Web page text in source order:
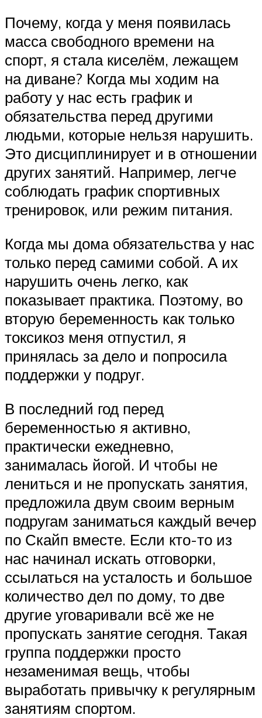
Почему, когда у меня появилась
масса свободного времени на
спорт, я стала киселём, лежащем
на диване? Когда мы ходим на
работу у нас есть график и
обязательства перед другими
людьми, которые нельзя нарушить.
Это дисциплинирует и в отношении
других занятий. Например, легче
соблюдать график спортивных
тренировок, или режим питания.
Когда мы дома обязательства у нас
только перед самими собой. А их
нарушить очень легко, как
показывает практика. Поэтому, во
вторую беременность как только
токсикоз меня отпустил, я
принялась за дело и попросила
поддержки у подруг.
В последний год перед
беременностью я активно,
практически ежедневно,
занималась йогой. И чтобы не
лениться и не пропускать занятия,
предложила двум своим верным
подругам заниматься каждый вечер
по Скайп вместе. Если кто-то из
нас начинал искать отговорки,
ссылаться на усталость и большое
количество дел по дому, то две
другие уговаривали всё же не
пропускать занятие сегодня. Такая
группа поддержки просто
незаменимая вещь, чтобы
выработать привычку к регулярным
занятиям спортом.